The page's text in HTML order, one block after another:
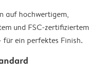
auf hochwertigem,
und FSC-zertifiziertem
für ein perfektes Finish.